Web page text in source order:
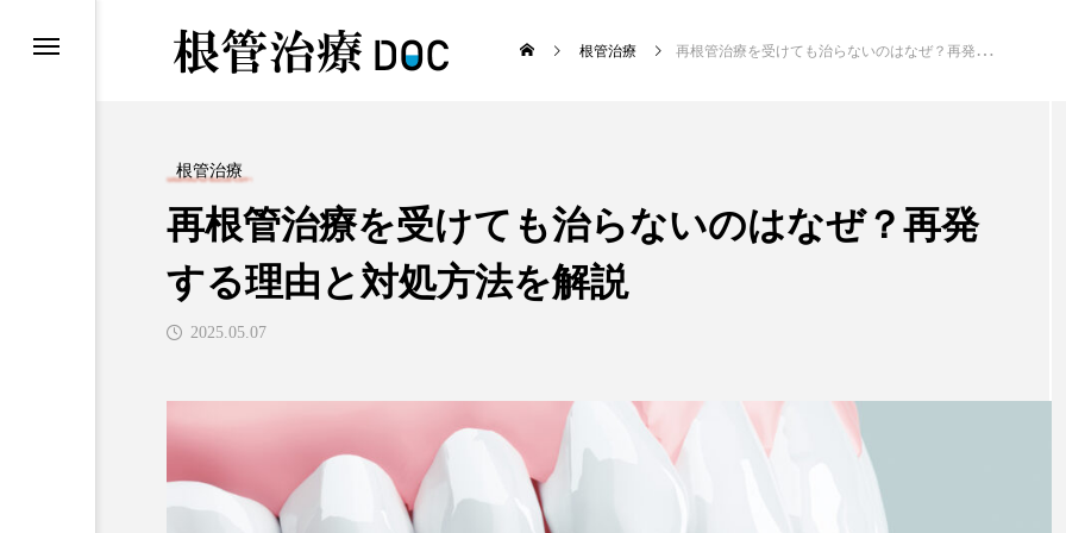
根管治療
根管治療 再根管治療を受けても治らないのはなぜ？再発する理由と対処方法を解説
根管治療
再根管治療を受けても治らないのはなぜ？再発
する理由と対処方法を解説
2025.05.07